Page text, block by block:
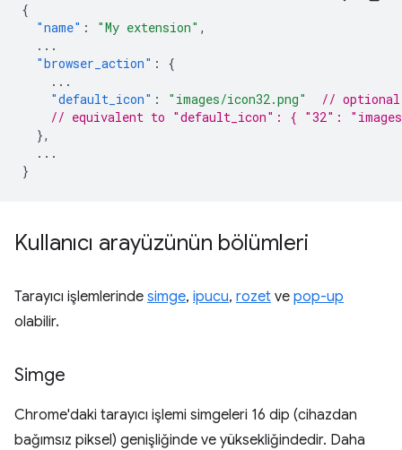
{
"name" : "My extension" ,
...
"browser_action" :
{
...
"default_icon" : "images/icon32.png"
// optional
// equivalent to "default_icon": { "32":
},
...
}
Kullanıcı arayüzünün bölümleri
Tarayıcı işlemlerinde simge, ipucu, rozet ve pop-up
olabilir.
Simge
Chrome'daki tarayıcı işlemi simgeleri 16 dip (cihazdan
bağımsız piksel) genişliğinde ve yüksekliğindedir. Daha